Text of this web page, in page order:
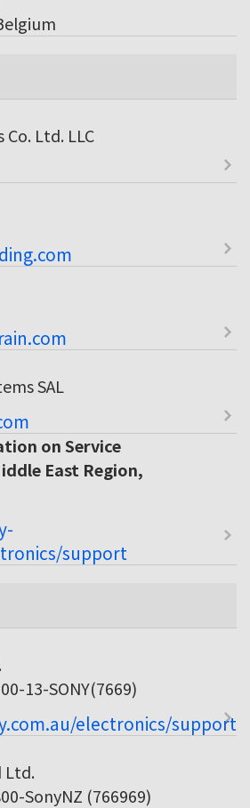
Ltd. LLC
SAL
on Service
East Region,
support
13-SONY(7669)
electronics/support
Ltd.
SonyNZ (766969)